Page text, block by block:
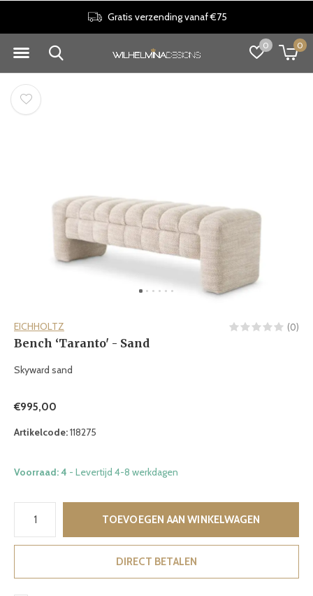
0 0
Gratis verzending vanaf €75
EICHHOLTZ (0)
Bench ‘Taranto' - Sand
Skyward sand
€995,00
Artikelcode:118275
Voorraad: 4 - Levertijd 4-8 werkdagen
TOEVOEGEN AAN WINKELWAGEN
DIRECT BETALEN